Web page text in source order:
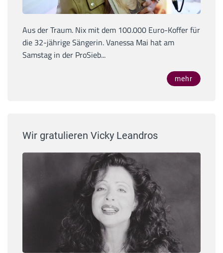
Aus der Traum. Nix mit dem 100.000 Euro-Koffer für
die 32-jährige Sängerin. Vanessa Mai hat am
Samstag in der ProSieb...
mehr
Wir gratulieren Vicky Leandros